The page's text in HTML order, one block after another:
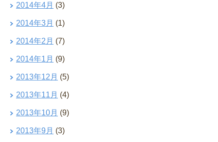
2014年4月 (3)
2014年3月 (1)
2014年2月 (7)
2014年1月 (9)
2013年12月 (5)
2013年11月 (4)
2013年10月 (9)
2013年9月 (3)